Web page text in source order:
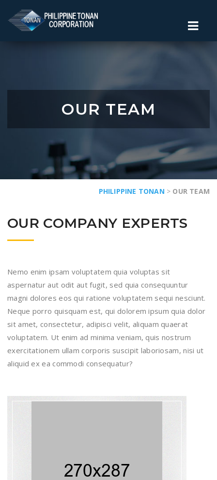
OUR TEAM
PHILIPPINE TONAN > OUR TEAM
OUR COMPANY EXPERTS
Nemo enim ipsam voluptatem quia voluptas sit
aspernatur aut odit aut fugit, sed quia consequuntur
magni dolores eos qui ratione voluptatem sequi nesciunt.
Neque porro quisquam est, qui dolorem ipsum quia dolor
sit amet, consectetur, adipisci velit, aliquam quaerat
voluptatem. Ut enim ad minima veniam, quis nostrum
exercitationem ullam corporis suscipit laboriosam, nisi ut
aliquid ex ea commodi consequatur?